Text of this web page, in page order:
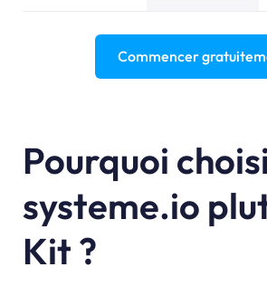
Commencer
Pourquoi
systeme.io
Kit ?